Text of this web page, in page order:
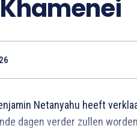
Netanyahu heeft
dagen verder zullen